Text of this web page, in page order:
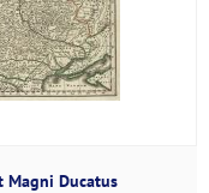
Magni Ducatus